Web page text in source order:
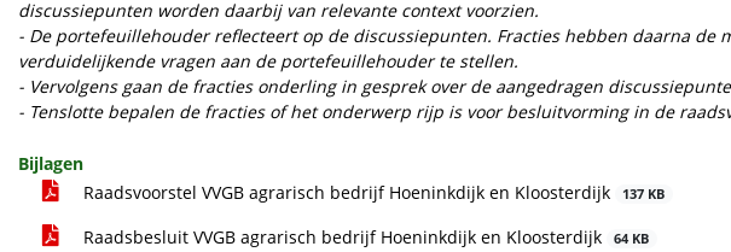
discussiepunten worden daarbij van relevante context voorzien.
- De portefeuillehouder reflecteert op de discussiepunten. Fracties hebben daarna de
verduidelijkende vragen aan de portefeuillehouder te stellen.
- Vervolgens gaan de fracties onderling in gesprek over de aangedragen
- Tenslotte bepalen de fracties of het onderwerp rijp is voor besluitvorming in de
Bijlagen
Raadsvoorstel VVGB agrarisch bedrijf Hoeninkdijk en Kloosterdijk
137 KB
Raadsbesluit VVGB agrarisch bedrijf Hoeninkdijk en Kloosterdijk 64 KB